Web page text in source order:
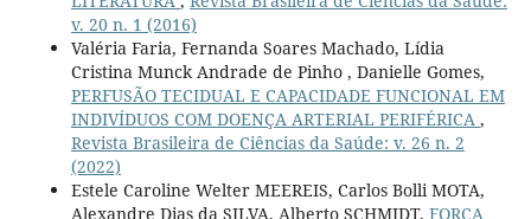
v. 20 n. 1 (2016)
Valéria Faria, Fernanda Soares Machado, Lídia
Cristina Munck Andrade de Pinho , Danielle Gomes,
PERFUSÃO TECIDUAL E CAPACIDADE FUNCIONAL EM
INDIVÍDUOS COM DOENÇA ARTERIAL PERIFÉRICA ,
Revista Brasileira de Ciências da Saúde: v. 26 n. 2
(2022)
Estele Caroline Welter MEEREIS, Carlos Bolli MOTA,
Alexandre Dias da SILVA, Alberto SCHMIDT, FORÇA